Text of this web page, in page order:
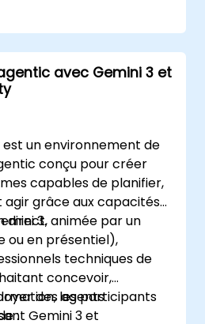
avec Gemini 3 et
un environnement de
conçu pour créer
capables de planifier,
agir grâce aux capacités
3.
direct, animée par un
ou en présentiel),
techniques de
concevoir,
des agents
Gemini 3 et
les participants
: